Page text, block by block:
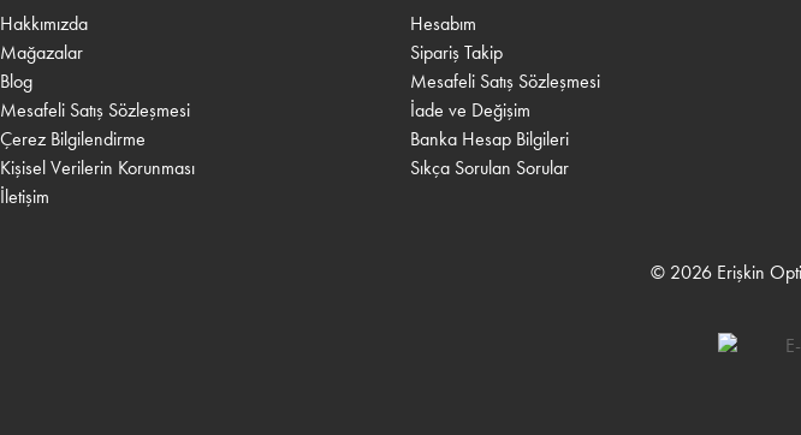
Hakkımızda
Mağazalar
Blog
Mesafeli Satış Sözleşmesi
Çerez Bilgilendirme
Kişisel Verilerin Korunması
İletişim
Hesabım
Sipariş Takip
Mesafeli Satış Sözleşmesi
İade ve Değişim
Banka Hesap Bilgileri
Sıkça Sorulan Sorular
© 2026 Erişkin